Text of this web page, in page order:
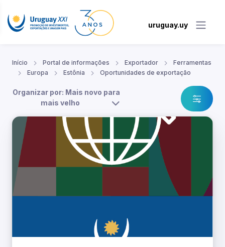
uruguay.uy
Início Portal de informações Exportador
Ferramentas
Europa
Estônia Oportunidades de exportação
Organizar por: Mais novo para
mais velho